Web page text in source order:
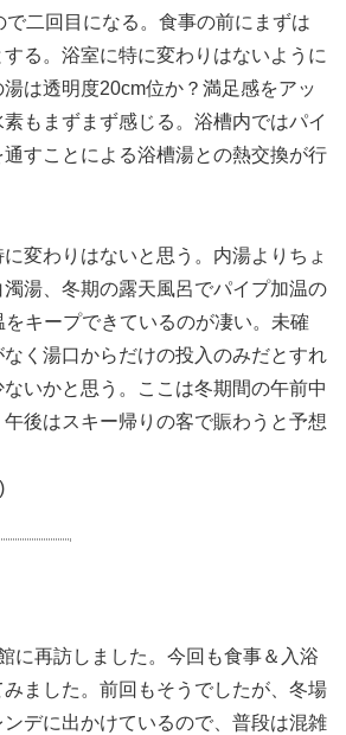
二回目になる。食事の前にまずは
る。浴室に特に変わりはないように
は透明度20cm位か？満足感をアッ
もまずまず感じる。浴槽内ではパイ
すことによる浴槽湯との熱交換が行
変わりはないと思う。内湯よりちょ
湯、冬期の露天風呂でパイプ加温の
キープできているのが凄い。未確
く湯口からだけの投入のみだとすれ
いかと思う。ここは冬期間の午前中
後はスキー帰りの客で賑わうと予想
に再訪しました。今回も食事＆入浴
ました。前回もそうでしたが、冬場
デに出かけているので、普段は混雑